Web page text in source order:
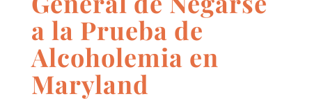
a la Prueba de
Alcoholemia en
Maryland